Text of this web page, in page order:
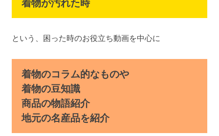
着物が汚れた時
という、困った時のお役立ち動画を中心に
着物のコラム的なものや
着物の豆知識
商品の物語紹介
地元の名産品を紹介